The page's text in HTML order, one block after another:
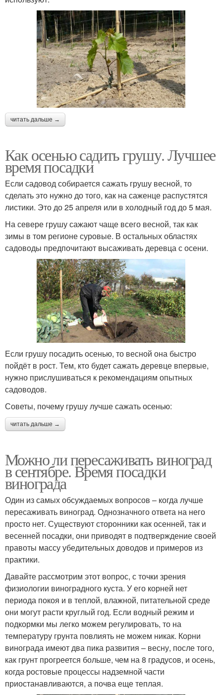
читать дальше →
Как осенью садить грушу. Лучшее
время посадки
Если садовод собирается сажать грушу весной, то
сделать это нужно до того, как на саженце распустятся
листики. Это до 25 апреля или в холодный год до 5 мая.
На севере грушу сажают чаще всего весной, так как
зимы в том регионе суровые. В остальных областях
садоводы предпочитают высаживать деревца с осени.
Если грушу посадить осенью, то весной она быстро
пойдёт в рост. Тем, кто будет сажать деревце впервые,
нужно прислушиваться к рекомендациям опытных
садоводов.
Советы, почему грушу лучше сажать осенью:
читать дальше →
Можно ли пересаживать виноград
в сентябре. Время посадки
винограда
Один из самых обсуждаемых вопросов – когда лучше
пересаживать виноград. Однозначного ответа на него
просто нет. Существуют сторонники как осенней, так и
весенней посадки, они приводят в подтверждение своей
правоты массу убедительных доводов и примеров из
практики.
Давайте рассмотрим этот вопрос, с точки зрения
физиологии виноградного куста. У его корней нет
периода покоя и в теплой, влажной, питательной среде
они могут расти круглый год. Если водный режим и
подкормки мы легко можем регулировать, то на
температуру грунта повлиять не можем никак. Корни
винограда имеют два пика развития – весну, после того,
как грунт прогреется больше, чем на 8 градусов, и осень,
когда ростовые процессы надземной части
приостанавливаются, а почва еще теплая.